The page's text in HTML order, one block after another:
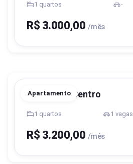
1 quartos -
R$ 3.000,00 /mês
Apartamento
Blumenau, Centro
1 quartos 1 vagas
R$ 3.200,00 /mês